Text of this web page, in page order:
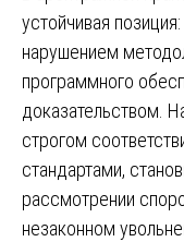
устойчивая
нарушением
программного
доказательством.
строгом
стандартами,
рассмотрении
незаконном